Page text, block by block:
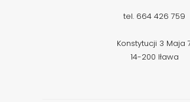
tel. 664 426 759
Konstytucji 3 Maja
14-200 Iława